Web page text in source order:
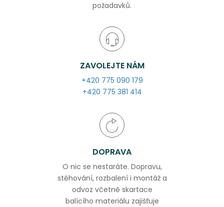
požadavků.
ZAVOLEJTE NÁM
+420 775 090 179
+420 775 381 414
DOPRAVA
O nic se nestaráte. Dopravu,
stěhování, rozbalení i montáž a
odvoz včetně skartace
balícího materiálu zajišťuje